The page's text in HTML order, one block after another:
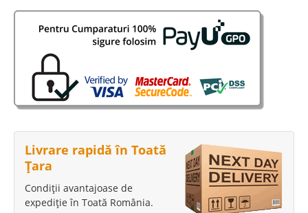
Livrare rapidă în Toată
Țara
Condiții avantajoase de
expediție în Toată România.